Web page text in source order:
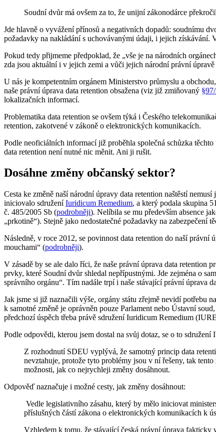
Soudní dvůr má ovšem za to, že unijní zákonodárce
Jde hlavně o vyvážení přínosů a negativních dopadů: soudnímu
požadavky na nakládání s uchovávanými údaji, i jejich získávání.
Pokud tedy přijmeme předpoklad, že „vše je na národních
zda jsou aktuální i v jejich zemi a vůči jejich národní právní úpravě
U nás je kompetentním orgánem Ministerstvo průmyslu a
naše právní úprava data retention obsažena (viz již zmiňovaný
lokalizačních informací.
Problematika data retention se ovšem týká i Českého
retention, zakotvené v zákoně o elektronických komunikacích.
Podle neoficiálních informací již proběhla společná schůzka
data retention není nutné nic měnit. Ani ji rušit.
Dosáhne změny občanský sektor?
Cesta ke změně naší národní úpravy data retention naštěstí
iniciovalo sdruženíIuridicum Remedium, a který podala skupina
č. 485/2005 Sb (podrobněji). Nelíbila se mu především absence
„prkotině“). Stejně jako nedostatečné požadavky na zabezpečení
Následně, v roce 2012, se povinnost data retention do naší
mouchami“ (podrobněji).
V zásadě by se ale dalo říci, že naše právní úprava data
prvky, které Soudní dvůr shledal nepřípustnými. Jde zejména o
správního orgánu“. Tím nadále trpí i naše stávající právní úprava
Jak jsme si již naznačili výše, orgány státu zřejmě nevidí potřebu
k samotné změně je oprávněn pouze Parlament nebo Ústavní
předchozí úspěch třeba právě sdružení Iuridicum Remedium
Podle odpovědi, kterou jsem dostal na svůj dotaz, se o to sdružení
Z rozhodnutí SDEU vyplývá, že samotný princip data
nevztahuje, protože tyto problémy jsou v ní řešeny, tak
možnosti, jak co nejrychleji změny dosáhnout.
Odpověď naznačuje i možné cesty, jak změny dosáhnout:
Vedle legislativního zásahu, který by mělo iniciovat
příslušných částí zákona o elektronických komunikacích k
Vzhledem k tomu, že stávající česká právní úprava